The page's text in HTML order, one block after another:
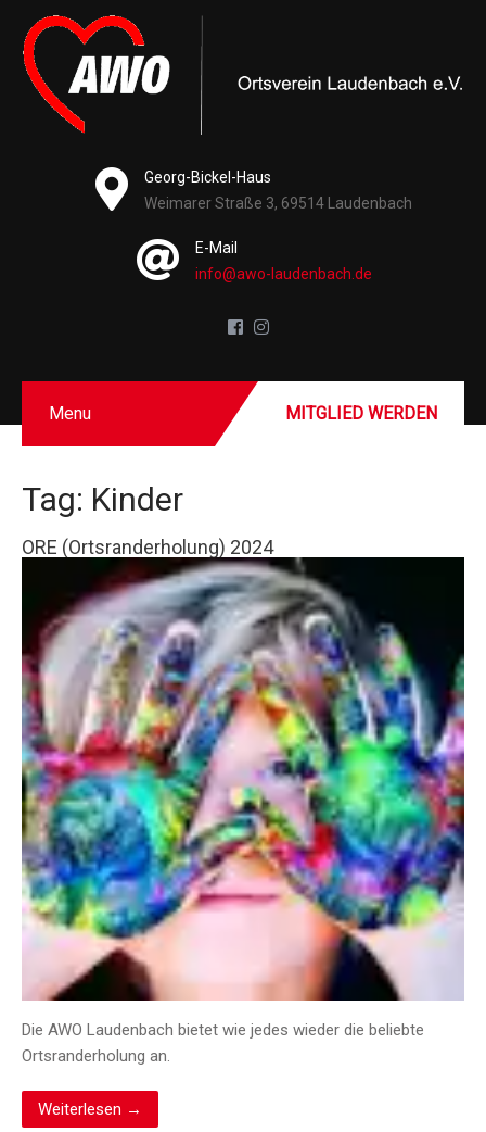
Georg-Bickel-Haus
Weimarer Straße 3, 69514 Laudenbach
E-Mail
info@awo-laudenbach.de
Menu MITGLIED WERDEN
Tag: Kinder
ORE (Ortsranderholung) 2024
Die AWO Laudenbach bietet wie jedes wieder die beliebte
Ortsranderholung an.
Weiterlesen →